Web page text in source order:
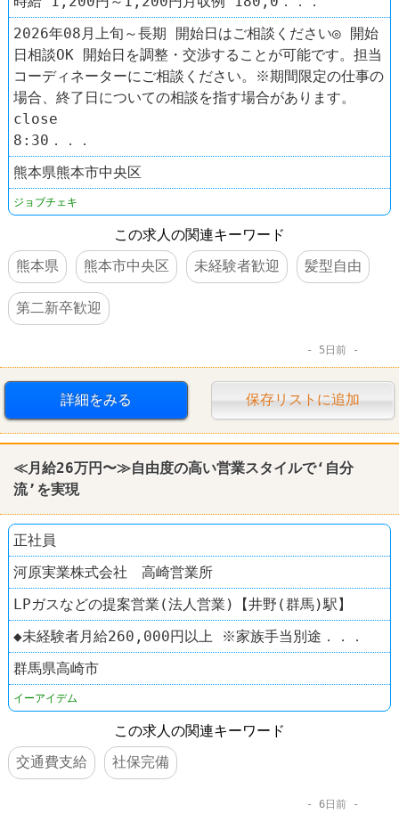
2026年08月上旬～長期 開始日はご相談ください◎ 開始
日相談OK 開始日を調整・交渉することが可能です。担当
コーディネーターにご相談ください。※期間限定の仕事の
場合、終了日についての相談を指す場合があります。
close
8:30．．．
熊本県熊本市中央区
ジョブチェキ
この求人の関連キーワード
熊本県
熊本市中央区 未経験者歓迎 髪型自由
第二新卒歓迎
5日前
詳細をみる 保存リストに追加
≪月給26万円〜≫自由度の高い営業スタイルで‘自分
流’を実現
正社員
河原実業株式会社 高崎営業所
LPガスなどの提案営業(法人営業)【井野(群馬)駅】
◆未経験者月給260,000円以上 ※家族手当別途．．．
群馬県高崎市
イーアイデム
この求人の関連キーワード
交通費支給
社保完備
6日前